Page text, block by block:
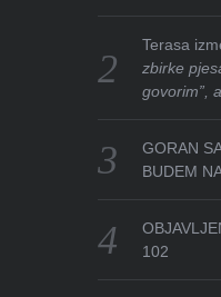
Terasa
zbirke
govorim”,
GORAN
BUDEM
102